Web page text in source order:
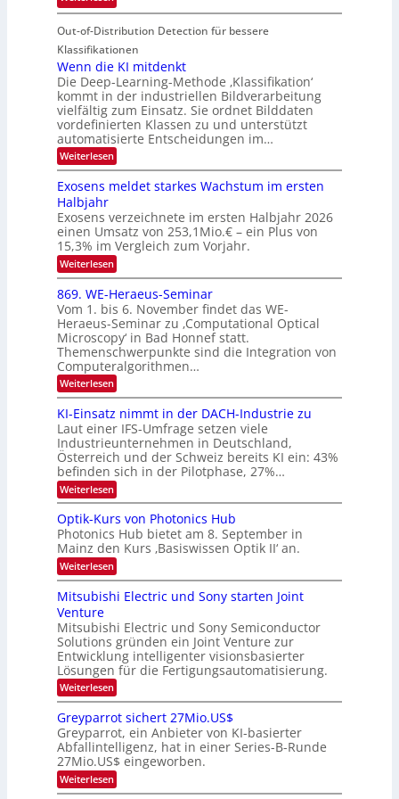
i
n
I
S
I
O
N
T
e
c
h
T
a
k
s
o
r
e
n
a
u
f
d
e
r
V
S
I
O
N
2
0
2
6
T
a
g
u
n
g
z
u
E
l
e
t
r
o
n
k
-
u
n
d
B
i
l
d
v
e
r
a
r
b
e
i
n
g
s
-
T
e
n
d
s
Out-of-Distribution Detection für bessere
Klassifikationen
Wenn die KI mitdenkt
Die Deep-Learning-Methode ‚Klassifikation‘
kommt in der industriellen Bildverarbeitung
vielfältig zum Einsatz. Sie ordnet Bilddaten
vordefinierten Klassen zu und unterstützt
automatisierte Entscheidungen im…
Weiterlesen:
W
n
d
i
e
K
I
m
i
t
d
e
n
k
t
Exosens meldet starkes Wachstum im ersten
Halbjahr
Exosens verzeichnete im ersten Halbjahr 2026
einen Umsatz von 253,1Mio.€ – ein Plus von
15,3% im Vergleich zum Vorjahr.
Weiterlesen:
E
x
o
s
e
n
s
m
e
l
d
e
t
s
t
a
r
k
e
W
a
c
h
s
u
i
m
e
r
s
t
e
n
H
a
l
b
j
a
869. WE-Heraeus-Seminar
Vom 1. bis 6. November findet das WE-
Heraeus-Seminar zu ‚Computational Optical
Microscopy‘ in Bad Honnef statt.
Themenschwerpunkte sind die Integration von
Computeralgorithmen…
Weiterlesen:
8
9
.
W
E
-
H
e
r
a
e
u
s
-
S
e
n
a
r
KI-Einsatz nimmt in der DACH-Industrie zu
Laut einer IFS-Umfrage setzen viele
Industrieunternehmen in Deutschland,
Österreich und der Schweiz bereits KI ein: 43%
befinden sich in der Pilotphase, 27%…
Weiterlesen:
K
-
E
i
n
s
t
n
m
m
t
i
n
d
e
r
D
A
C
H
Optik-Kurs von Photonics Hub
Photonics Hub bietet am 8. September in
Mainz den Kurs ‚Basiswissen Optik II‘ an.
Weiterlesen:
O
p
t
k
-
K
u
r
s
v
o
n
P
h
o
t
o
Mitsubishi Electric und Sony starten Joint
Venture
Mitsubishi Electric und Sony Semiconductor
Solutions gründen ein Joint Venture zur
Entwicklung intelligenter visionsbasierter
Lösungen für die Fertigungsautomatisierung.
Weiterlesen:
M
t
s
u
b
i
s
Greyparrot sichert 27Mio.US$
Greyparrot, ein Anbieter von KI-basierter
Abfallintelligenz, hat in einer Series-B-Runde
27Mio.US$ eingeworben.
Weiterlesen:
G